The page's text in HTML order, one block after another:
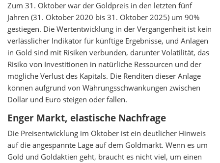
Zum 31. Oktober war der Goldpreis in den letzten fünf
Jahren (31. Oktober 2020 bis 31. Oktober 2025) um 90%
gestiegen. Die Wertentwicklung in der Vergangenheit ist kein
verlässlicher Indikator für künftige Ergebnisse, und Anlagen
in Gold sind mit Risiken verbunden, darunter Volatilität, das
Risiko von Investitionen in natürliche Ressourcen und der
mögliche Verlust des Kapitals. Die Renditen dieser Anlage
können aufgrund von Währungsschwankungen zwischen
Dollar und Euro steigen oder fallen.
Enger Markt, elastische Nachfrage
Die Preisentwicklung im Oktober ist ein deutlicher Hinweis
auf die angespannte Lage auf dem Goldmarkt. Wenn es um
Gold und Goldaktien geht, braucht es nicht viel, um einen